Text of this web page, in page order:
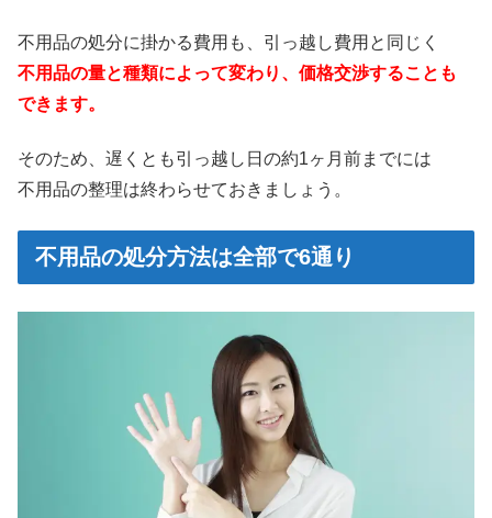
不用品の処分に掛かる費用も、引っ越し費用と同じく
不用品の量と種類によって変わり、価格交渉することも
できます。
そのため、遅くとも引っ越し日の約1ヶ月前までには
不用品の整理は終わらせておきましょう。
不用品の処分方法は全部で6通り